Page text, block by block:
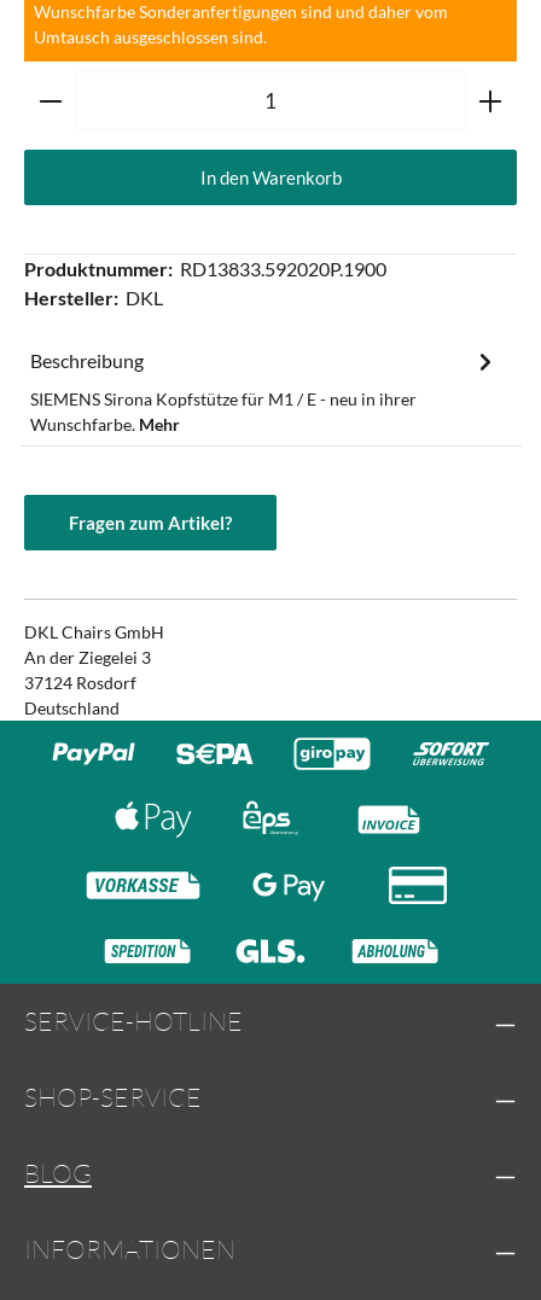
Wunschfarbe Sonderanfertigungen sind und daher vom
Umtausch ausgeschlossen sind.
Produkt Anzahl: Gib den gewünschten Wert ein oder
In den Warenkorb
Produktnummer: RD13833.592020P.1900
Hersteller: DKL
Beschreibung
SIEMENS Sirona Kopfstütze für M1 / E - neu in ihrer
Wunschfarbe. Mehr
Fragen zum Artikel?
DKL Chairs GmbH
An der Ziegelei 3
37124 Rosdorf
Deutschland
SERVICE-HOTLINE
SHOP-SERVICE
BLOG
INFORMATIONEN